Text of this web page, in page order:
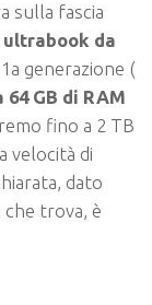
sulla fascia
ultrabook da
generazione (
64 GB di RAM
fino a 2 TB
velocità di
dato
che trova, è